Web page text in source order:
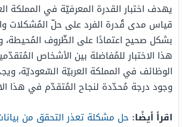
يهدف اختبار القدرة المعرفيّة في المملكة
قياس مدى قُدرة الفرد على حلّ المُشكلات
بشكل صحيح اعتمادًا على الظّروف المُحيطة،
هذا الاختبار للمُفاضلة بين الأشخاص
الوظائف في المملكة العربيّة السّعوديّة،
وجود درجة مُحدّدة لنجاح المُتقدّم في هذا
اقرأ أيضًا: حل مشكلة تعذر التحقق من